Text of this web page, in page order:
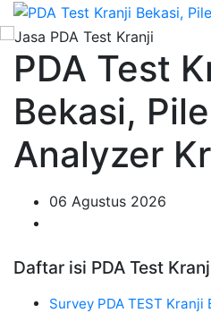
PDA Test
Bekasi,
Analyzer
06 Agustus 2026
Daftar isi PDA Test
Survey PDA TEST Kranji